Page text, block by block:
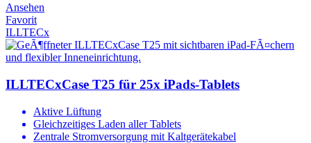
Ansehen
Favorit
ILLTECx
ILLTECxCase T25 für 25x iPads-Tablets
Aktive Lüftung
Gleichzeitiges Laden aller Tablets
Zentrale Stromversorgung mit Kaltgerätekabel